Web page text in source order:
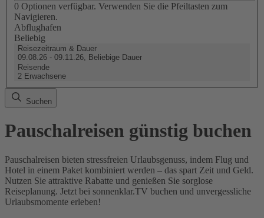
0 Optionen verfügbar. Verwenden Sie die Pfeiltasten zum
Navigieren.
Abflughafen
Beliebig
Reisezeitraum & Dauer
09.08.26 - 09.11.26, Beliebige Dauer
Reisende
2 Erwachsene
Suchen
Pauschalreisen günstig buchen
Pauschalreisen bieten stressfreien Urlaubsgenuss, indem Flug und
Hotel in einem Paket kombiniert werden – das spart Zeit und Geld.
Nutzen Sie attraktive Rabatte und genießen Sie sorglose
Reiseplanung. Jetzt bei sonnenklar.TV buchen und unvergessliche
Urlaubsmomente erleben!